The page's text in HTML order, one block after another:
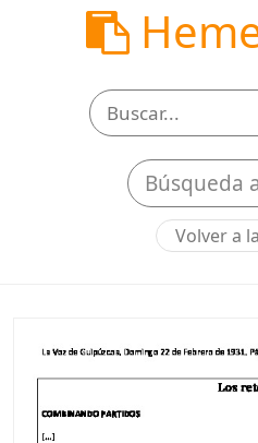
Búsqueda
Volver a